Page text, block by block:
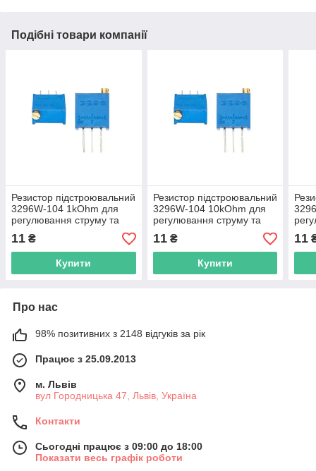
Подібні товари компанії
Резистор підстроювальний
3296W-104 1kOhm для
регулювання струму та
напруги в електронних
схемах
11 ₴
Купити
Резистор підстроювальний
3296W-104 10kOhm для
регулювання струму та
напруги в електронних
схемах
11₴
Купити
11
Про нас
98% позитивних з 2148 відгуків за рік
Працює з 25.09.2013
м. Львів
вул Городницька 47, Львів, Україна
Контакти
Сьогодні працює з 09:00 до 18:00
Показати весь графік роботи